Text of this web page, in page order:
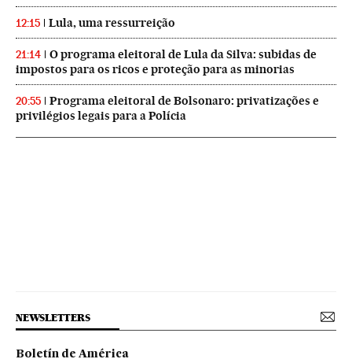
12:15 Lula, uma ressurreição
21:14
O programa eleitoral de Lula da Silva: subidas de
impostos para os ricos e proteção para as minorias
20:55
Programa eleitoral de Bolsonaro: privatizações e
privilégios legais para a Polícia
NEWSLETTERS
Boletín de América